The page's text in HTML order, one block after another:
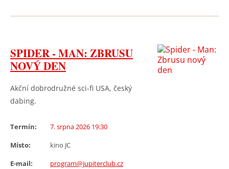
SPIDER - MAN: ZBRUSU
NOVÝ DEN
Akční dobrodružné sci-fi USA, český
dabing.
Termín:
7. srpna 2026 19:30
Místo:
kino JC
E-mail:
program@jupiterclub.cz